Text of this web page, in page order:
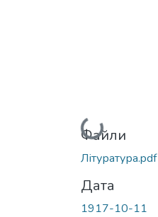
Вантажиться...
Файли
Літуратура.pdf
Дата
1917-10-11